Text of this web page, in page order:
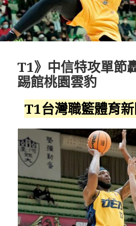
T1》中信特攻單節
踢館桃園雲豹
T1台灣職籃體育